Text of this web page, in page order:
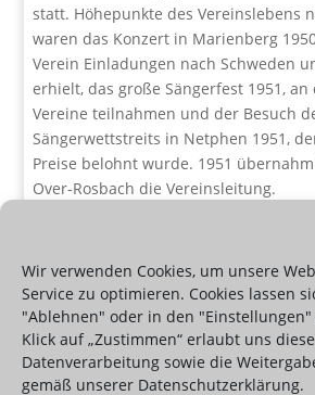
Wir verwenden Cookies, um unsere
Service zu optimieren. Cookies lassen
"Ablehnen" oder in den "Einstellungen"
Klick auf „Zustimmen“ erlaubt uns diese
Datenverarbeitung sowie die
gemäß unserer Datenschutzerklärung.
statt. Höhepunkte des Vereinslebens
waren das Konzert in Marienberg
Verein Einladungen nach Schweden
erhielt, das große Sängerfest 1951,
Vereine teilnahmen und der Besuch
Sängerwettstreits in Netphen 1951,
Preise belohnt wurde. 1951
Over-Rosbach die Vereinsleitung.
Designed by WellNet M:W | Powered